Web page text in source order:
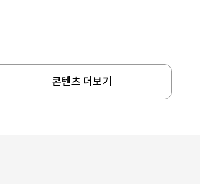
콘텐츠 더보기